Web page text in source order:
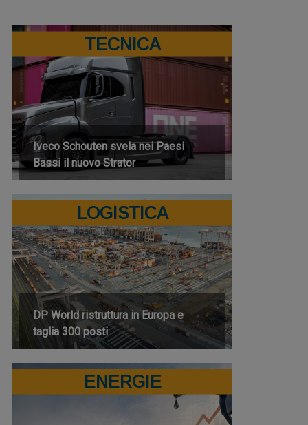
TECNICA
Iveco Schouten svela nei Paesi
Bassi il nuovo Strator
LOGISTICA
DP World ristruttura in Europa e
taglia 300 posti
ENERGIE